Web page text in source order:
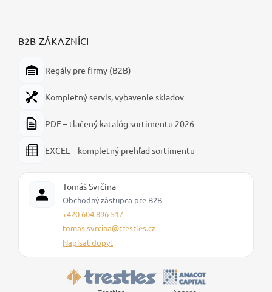
B2B ZÁKAZNÍCI
Regály pre firmy (B2B)
Kompletný servis, vybavenie skladov
PDF – tlačený katalóg sortimentu 2026
EXCEL – kompletný prehľad sortimentu
Tomáš Svrčina
Obchodný zástupca pre B2B
+420 604 896 517
tomas.svrcina@trestles.cz
Napísať dopyt